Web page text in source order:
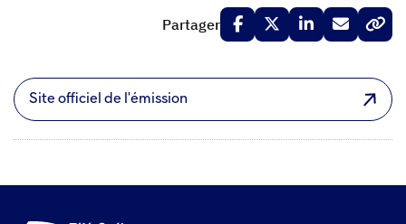
Partager
Site officiel de l'émission